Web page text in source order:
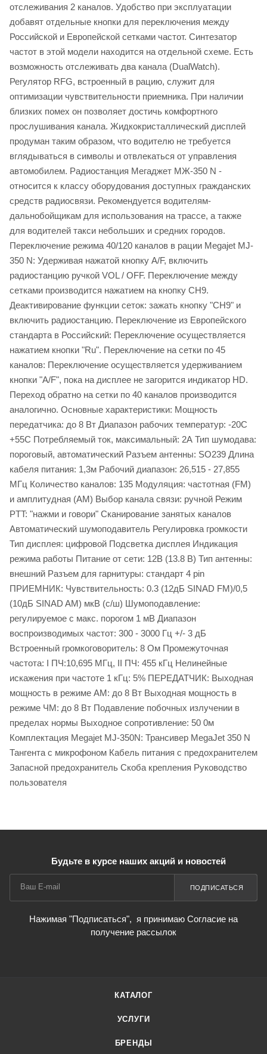
отслеживания 2 каналов. Удобство при эксплуатации
добавят отдельные кнопки для переключения между
Российской и Европейской сетками частот. Синтезатор
частот в этой модели находится на отдельной схеме. Есть
возможность отслеживать два канала (DualWatch).
Регулятор RFG, встроенный в рацию, служит для
оптимизации чувствительности приемника. При наличии
близких помех он позволяет достичь комфортного
прослушивания канала. Жидкокристаллический дисплей
продуман таким образом, что водителю не требуется
вглядываться в символы и отвлекаться от управления
автомобилем. Радиостанция Мегаджет МЖ-350 N -
относится к классу оборудования доступных гражданских
средств радиосвязи. Рекомендуется водителям-
дальнобойщикам для использования на трассе, а также
для водителей такси небольших и средних городов.
Переключение режима 40/120 каналов в рации Megajet MJ-
350 N: Удерживая нажатой кнопку A/F, включить
радиостанцию ручкой VOL / OFF. Переключение между
сетками производится нажатием на кнопку СН9.
Деактивирование функции сеток: зажать кнопку "СН9" и
включить радиостанцию. Переключение из Европейского
стандарта в Российский: Переключение осуществляется
нажатием кнопки "Ru". Переключение на сетки по 45
каналов: Переключение осуществляется удерживанием
кнопки "A/F", пока на дисплее не загорится индикатор HD.
Переход обратно на сетки по 40 каналов производится
аналогично. Основные характеристики: Мощность
передатчика: до 8 Вт Диапазон рабочих температур: -20С
+55С Потребляемый ток, максимальный: 2А Тип шумодава:
пороговый, автоматический Разъем антенны: SO239 Длина
кабеля питания: 1,3м Рабочий диапазон: 26,515 - 27,855
МГц Количество каналов: 135 Модуляция: частотная (FM)
и амплитудная (AM) Выбор канала связи: ручной Режим
PTT: "нажми и говори" Сканирование занятых каналов
Автоматический шумоподавитель Регулировка громкости
Тип дисплея: цифровой Подсветка дисплея Индикация
режима работы Питание от сети: 12В (13.8 В) Тип антенны:
внешний Разъем для гарнитуры: стандарт 4 pin
ПРИЕМНИК: Чувствительность: 0.3 (12дБ SINAD FM)/0,5
(10дБ SINAD AM) мкВ (с/ш) Шумоподавление:
регулируемое с макс. порогом 1 мВ Диапазон
воспроизводимых частот: 300 - 3000 Гц +/- 3 дБ
Встроенный громкоговоритель: 8 Ом Промежуточная
частота: I ПЧ:10,695 МГц, II ПЧ: 455 кГц Нелинейные
искажения при частоте 1 кГц: 5% ПЕРЕДАТЧИК: Выходная
мощность в режиме AM: до 8 Вт Выходная мощность в
режиме ЧМ: до 8 Вт Подавление побочных излучении в
пределах нормы Выходное сопротивление: 50 0м
Комплектация Megajet MJ-350N: Трансивер MegaJet 350 N
Тангента с микрофоном Кабель питания с предохранителем
Запасной предохранитель Cкоба крепления Руководство
пользователя
Будьте в курсе наших акций и новостей
ПОДПИСАТЬСЯ
Нажимая "Подписаться", я принимаю Согласие на
получение рассылок
КАТАЛОГ
УСЛУГИ
БРЕНДЫ